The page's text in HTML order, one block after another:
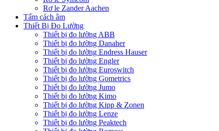
Rơ le Zander Aachen
Tấm cách âm
Thiết Bị Đo Lường
Thiết bị đo lường ABB
Thiết bị đo lường Danaher
Thiết bị đo lường Endress Hauser
Thiết bị đo lường Engler
Thiết bị đo lường Euroswitch
Thiết bị đo lường Gometrics
Thiết bị đo lường Jumo
Thiết bị đo lường Kimo
Thiết bị đo lường Kipp & Zonen
Thiết bị đo lường Lenze
Thiết bị đo lường Peaktech